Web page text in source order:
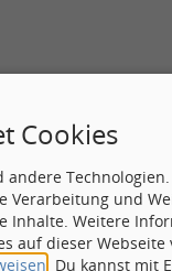
Re:
in der Schweiz ein
wie der Verstand;
Cookies
andere
Verarbeitung und
Inhalte. Weitere
auf dieser Webseite
. Du kannst mit